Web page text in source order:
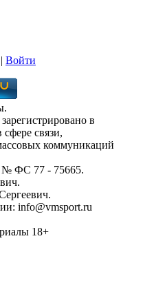
Войти
в
связи,
коммуникаций
№ ФС 77 - 75665.
info@vmsport.ru
18+